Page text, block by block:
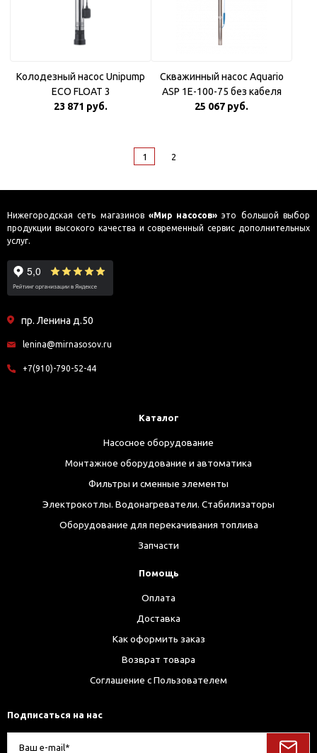
Колодезный насос Unipump
ECO FLOAT 3
23 871 руб.
Скважинный насос Aquario
ASP 1E-100-75 без кабеля
25 067 руб.
1 2
Нижегородская сеть магазинов «Мир насосов» это большой выбор
продукции высокого качества и современный сервис дополнительных
услуг.
пр. Ленина д.50
lenina@mirnasosov.ru
+7(910)-790-52-44
Каталог
Насосное оборудование
Монтажное оборудование и автоматика
Фильтры и сменные элементы
Электрокотлы. Водонагреватели. Стабилизаторы
Оборудование для перекачивания топлива
Запчасти
Помощь
Оплата
Доставка
Как оформить заказ
Возврат товара
Соглашение с Пользователем
Подписаться на нас